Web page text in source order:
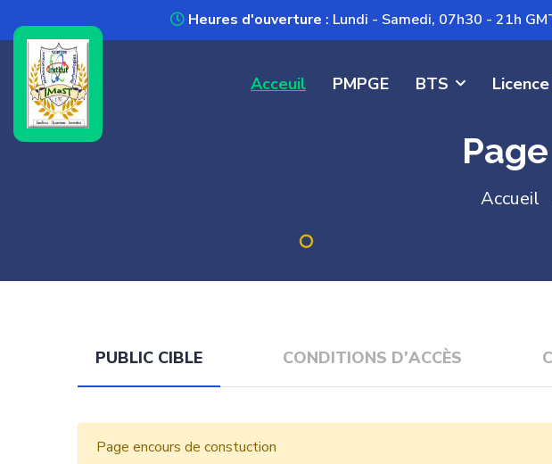
Heures d'ouverture : Lundi - Samedi, 07h30 - 21h
Acceuil PMPGE BTS
Accueil
PUBLIC CIBLE CONDITIONS D'ACCÈS
Page encours de constuction